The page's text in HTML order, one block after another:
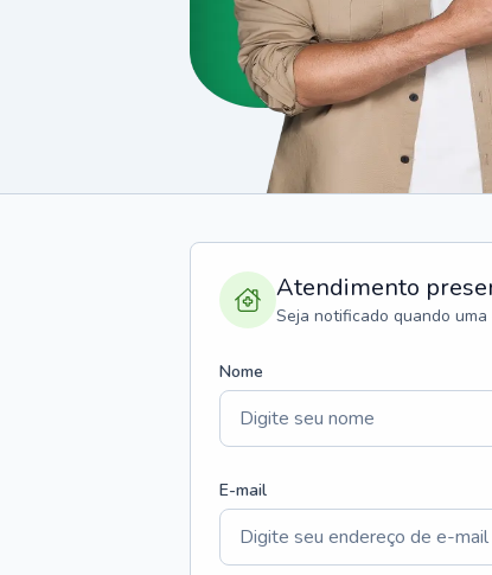
Atendimento
Seja notificado quando
Nome
E-mail